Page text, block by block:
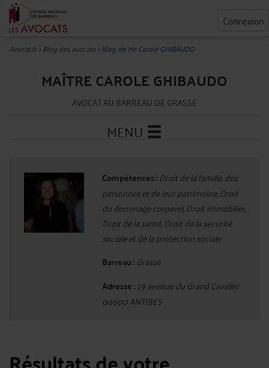
Connexion
Avocat.fr>Blog des avocats>Blog de Me Carole GHIBAUDO
MAÎTRE CAROLE GHIBAUDO
AVOCAT AU BARREAU DE GRASSE
MENU
Compétences : Droit de la famille, des
personnes et de leur patrimoine, Droit
du dommage corporel, Droit immobilier,
Droit de la santé, Droit de la sécurité
sociale et de la protection sociale
Barreau : Grasse
Adresse :19 avenue du Grand Cavalier
06600 ANTIBES